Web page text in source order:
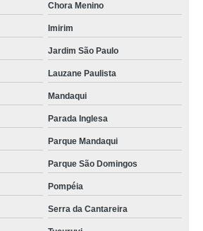
Chora Menino
Imirim
Jardim São Paulo
Lauzane Paulista
Mandaqui
Parada Inglesa
Parque Mandaqui
Parque São Domingos
Pompéia
Serra da Cantareira